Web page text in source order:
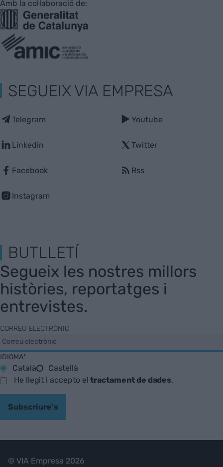
Amb la col·laboració de:
SEGUEIX VIA EMPRESA
Telegram
Linkedin
Facebook
Instagram
Youtube
Twitter
Rss
BUTLLETÍ
Segueix les nostres millors
històries, reportatges i
entrevistes.
CORREU ELECTRÒNIC
IDIOMA*
Català
Castellà
He llegit i accepto eltractament de dades.
Subscriure's
© VIA Empresa 2026